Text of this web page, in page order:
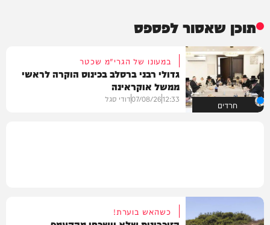
תוכן שאסור לפספס
חרדים
במעונו של הגרי"מ שכטר
גדולי רבני ברסלב בכינוס הוקרה לראשי
ממשל אוקראינה
12:33
07/08/26דודי סגל
כשהאש בוערת!